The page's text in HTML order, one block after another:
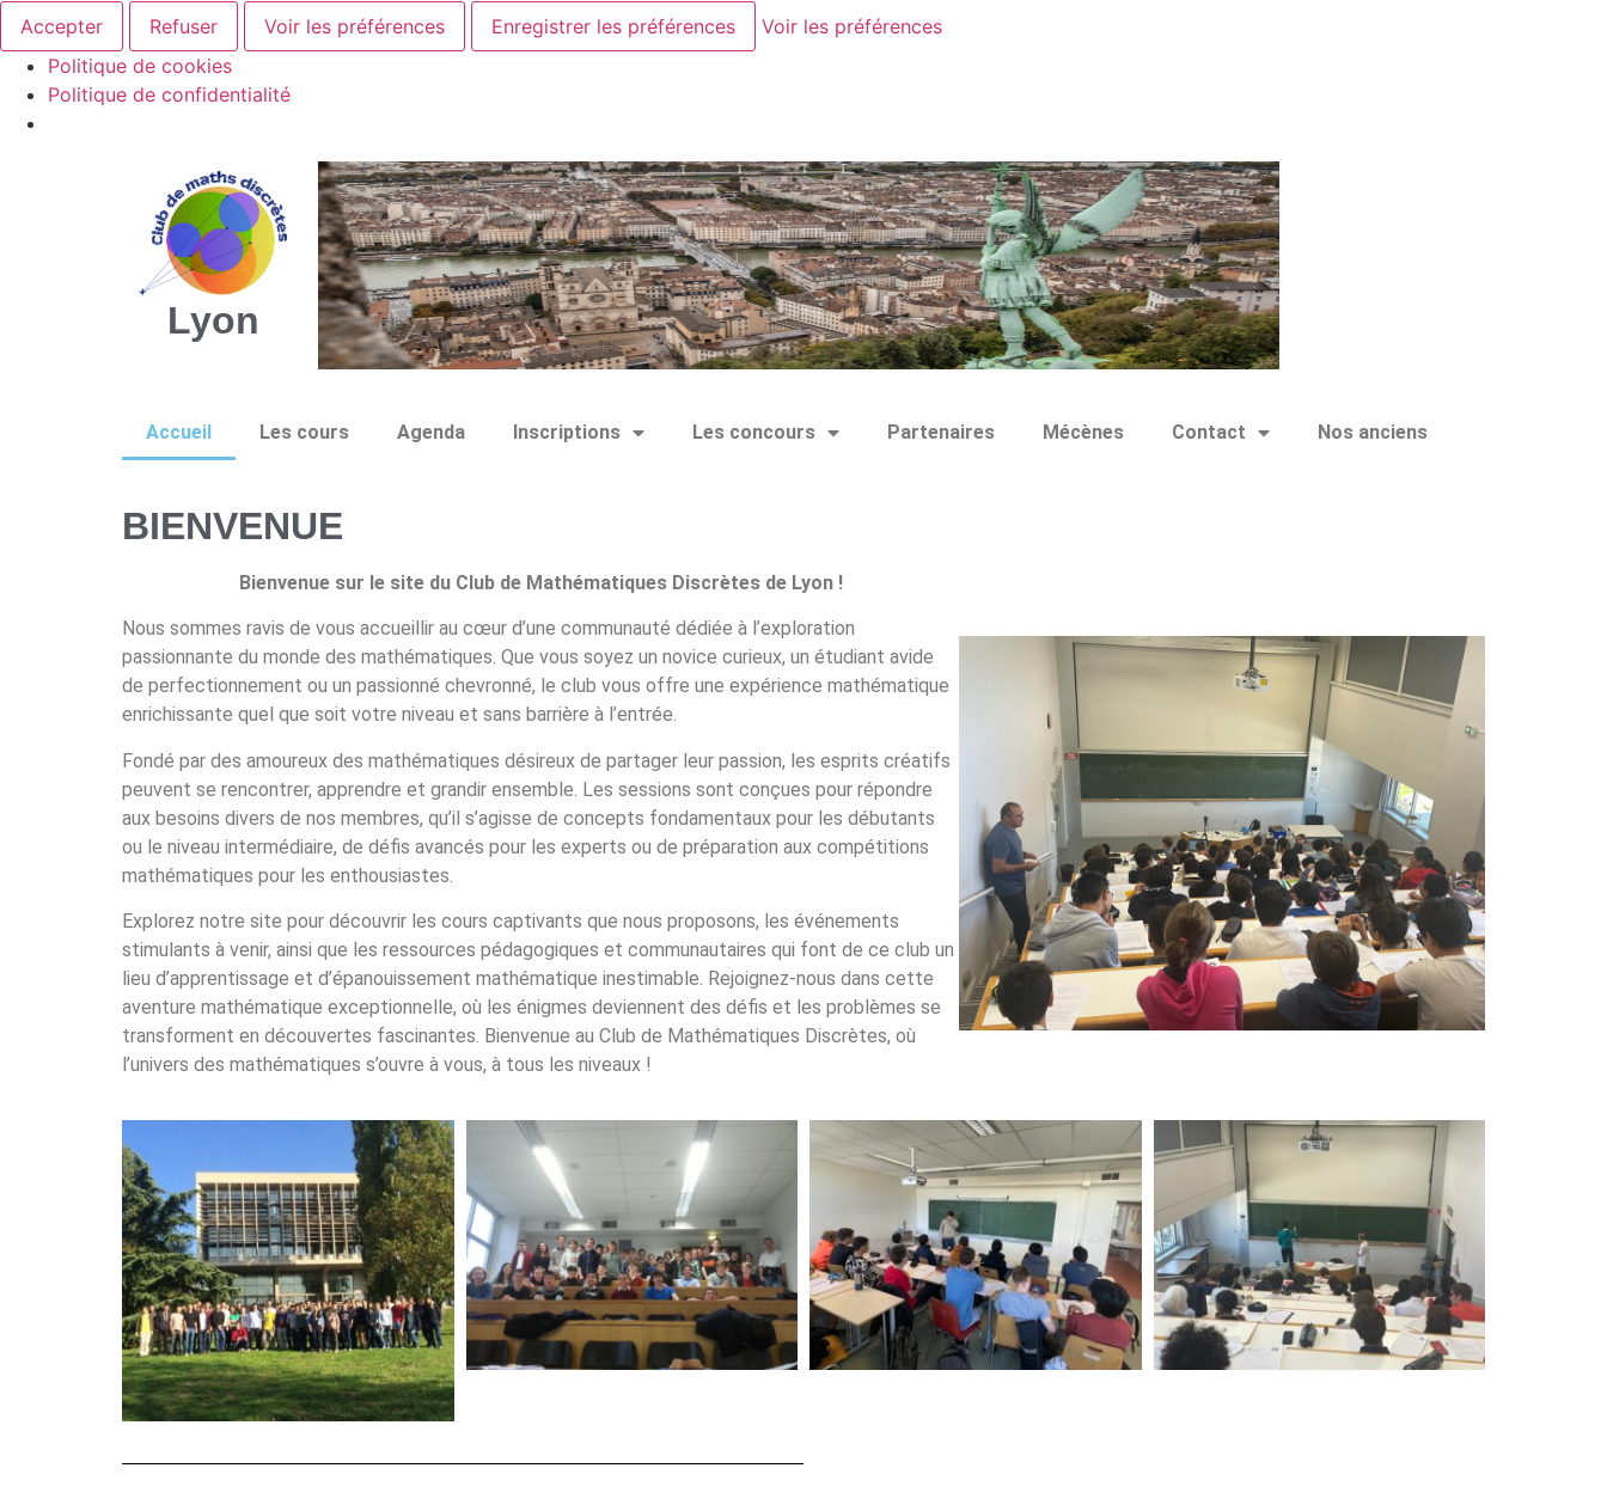
Accepter
Refuser Voir les préférences Enregistrer les préférences
Voir les préférences
Politique de cookies
Politique de confidentialité
Lyon
Accueil Les cours Agenda Inscriptions Les concours Partenaires Mécènes Contact Nos anciens
BIENVENUE
Bienvenue sur le site du Club de Mathématiques Discrètes de Lyon !
Nous sommes ravis de vous accueillir au cœur d’une communauté dédiée à l’exploration
passionnante du monde des mathématiques. Que vous soyez un novice curieux, un étudiant avide
de perfectionnement ou un passionné chevronné, le club vous offre une expérience mathématique
enrichissante quel que soit votre niveau et sans barrière à l’entrée.
Fondé par des amoureux des mathématiques désireux de partager leur passion, les esprits créatifs
peuvent se rencontrer, apprendre et grandir ensemble. Les sessions sont conçues pour répondre
aux besoins divers de nos membres, qu’il s’agisse de concepts fondamentaux pour les débutants
ou le niveau intermédiaire, de défis avancés pour les experts ou de préparation aux compétitions
mathématiques pour les enthousiastes.
Explorez notre site pour découvrir les cours captivants que nous proposons, les événements
stimulants à venir, ainsi que les ressources pédagogiques et communautaires qui font de ce club un
lieu d’apprentissage et d’épanouissement mathématique inestimable. Rejoignez-nous dans cette
aventure mathématique exceptionnelle, où les énigmes deviennent des défis et les problèmes se
transforment en découvertes fascinantes. Bienvenue au Club de Mathématiques Discrètes, où
l’univers des mathématiques s’ouvre à vous, à tous les niveaux !